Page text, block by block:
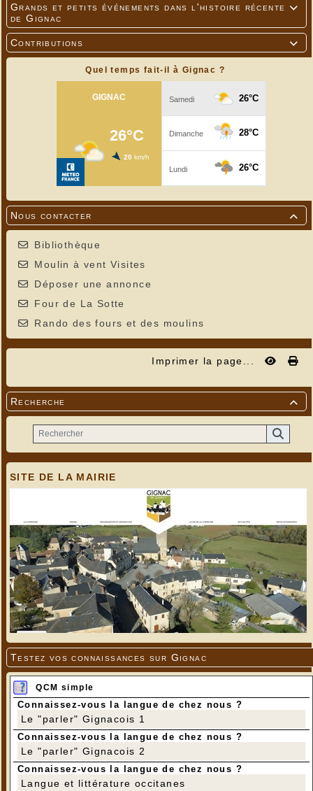

Grands et petits événements dans l'histoire récente
de Gignac

Contributions
Quel temps fait-il à Gignac ?

Nous contacter
Bibliothèque
Moulin à vent Visites
Déposer une annonce
Four de La Sotte
Rando des fours et des moulins
Imprimer la page...

Recherche
SITE DE LA MAIRIE
Testez vos connaissances sur Gignac
QCM simple
Connaissez-vous la langue de chez nous ?
Le "parler" Gignacois 1
Connaissez-vous la langue de chez nous ?
Le "parler" Gignacois 2
Connaissez-vous la langue de chez nous ?
Langue et littérature occitanes